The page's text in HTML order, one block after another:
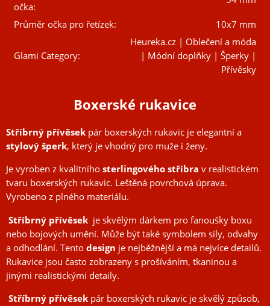
očka:
Průměr očka pro řetízek:
10x7 mm
Glami Category:
Heureka.cz | Oblečení a móda
| Módní doplňky | Šperky |
Přívěsky
Boxerské rukavice
Stříbrný přívěsek pár boxerských rukavic je elegantní a
stylový šperk, který je vhodný pro muže i ženy.
Je vyroben z kvalitníhosterlingového stříbra v realistickém
tvaru boxerských rukavic. Leštěná povrchová úprava.
Vyrobeno z plného materiálu.
Stříbrný přívěsek je skvělým dárkem pro fanoušky boxu
nebo bojových umění. Může být také symbolem síly, odvahy
a odhodlání. Tentodesign je nejběžnější a má nejvíce detailů.
Rukavice jsou často zobrazeny s prošíváním, tkaninou a
jinými realistickými detaily.
Stříbrný přívěsek pár boxerských rukavic je skvělý způsob,